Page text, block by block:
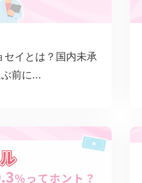
セイとは？国内未承
前に...